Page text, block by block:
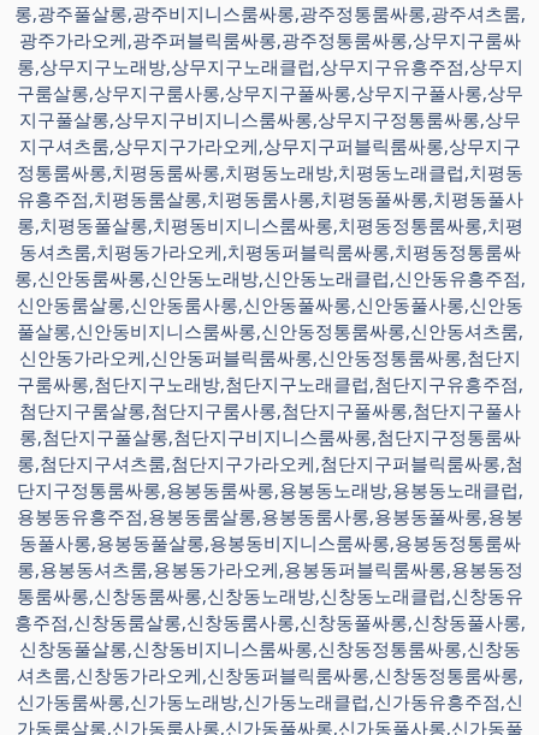
롱,광주풀살롱,광주비지니스룸싸롱,광주정통룸싸롱,광주셔츠룸,
광주가라오케,광주퍼블릭룸싸롱,광주정통룸싸롱,상무지구룸싸
롱,상무지구노래방,상무지구노래클럽,상무지구유흥주점,상무지
구룸살롱,상무지구룸사롱,상무지구풀싸롱,상무지구풀사롱,상무
지구풀살롱,상무지구비지니스룸싸롱,상무지구정통룸싸롱,상무
지구셔츠룸,상무지구가라오케,상무지구퍼블릭룸싸롱,상무지구
정통룸싸롱,치평동룸싸롱,치평동노래방,치평동노래클럽,치평동
유흥주점,치평동룸살롱,치평동룸사롱,치평동풀싸롱,치평동풀사
롱,치평동풀살롱,치평동비지니스룸싸롱,치평동정통룸싸롱,치평
동셔츠룸,치평동가라오케,치평동퍼블릭룸싸롱,치평동정통룸싸
롱,신안동룸싸롱,신안동노래방,신안동노래클럽,신안동유흥주점,
신안동룸살롱,신안동룸사롱,신안동풀싸롱,신안동풀사롱,신안동
풀살롱,신안동비지니스룸싸롱,신안동정통룸싸롱,신안동셔츠룸,
신안동가라오케,신안동퍼블릭룸싸롱,신안동정통룸싸롱,첨단지
구룸싸롱,첨단지구노래방,첨단지구노래클럽,첨단지구유흥주점,
첨단지구룸살롱,첨단지구룸사롱,첨단지구풀싸롱,첨단지구풀사
롱,첨단지구풀살롱,첨단지구비지니스룸싸롱,첨단지구정통룸싸
롱,첨단지구셔츠룸,첨단지구가라오케,첨단지구퍼블릭룸싸롱,첨
단지구정통룸싸롱,용봉동룸싸롱,용봉동노래방,용봉동노래클럽,
용봉동유흥주점,용봉동룸살롱,용봉동룸사롱,용봉동풀싸롱,용봉
동풀사롱,용봉동풀살롱,용봉동비지니스룸싸롱,용봉동정통룸싸
롱,용봉동셔츠룸,용봉동가라오케,용봉동퍼블릭룸싸롱,용봉동정
통룸싸롱,신창동룸싸롱,신창동노래방,신창동노래클럽,신창동유
흥주점,신창동룸살롱,신창동룸사롱,신창동풀싸롱,신창동풀사롱,
신창동풀살롱,신창동비지니스룸싸롱,신창동정통룸싸롱,신창동
셔츠룸,신창동가라오케,신창동퍼블릭룸싸롱,신창동정통룸싸롱,
신가동룸싸롱,신가동노래방,신가동노래클럽,신가동유흥주점,신
가동룸살롱,신가동룸사롱,신가동풀싸롱,신가동풀사롱,신가동풀